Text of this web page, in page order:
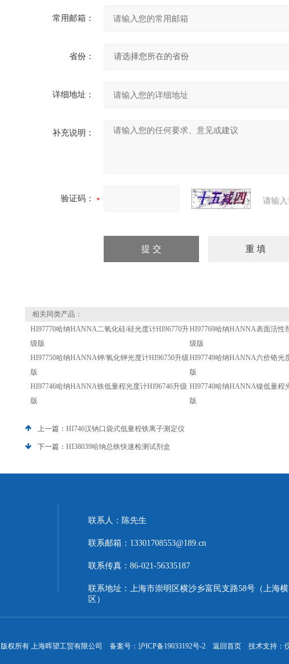
常用邮箱：
省份：
详细地址：
补充说明：
验证码： 请输
相关同类产品：
HI97770哈纳HANNA二氧化硅/硅光度计HI96770升
级版
HI97769哈纳HANNA表面活性
级版
HI97750哈纳HANNA钾/氧化钾光度计HI96750升级
版
HI97749哈纳HANNA六价铬光
版
HI97746哈纳HANNA铁低量程光度计HI96746升级
版
HI97740哈纳HANNA镍低量程
版
上一篇： HI746汉钠口袋式低量程铁离子测定仪
下一篇： HI38039哈纳总铁快速检测试剂盒
联系人：陈先生
联系邮箱：13301708553@189.cn
联系传真：86-021-56335187
联系地址：上海市崇明区横沙乡富民支路58号（上海
区）
版权所有 上海晖望工贸有限公司 备案号： 沪ICP备19033192号-2 返回首页 技术支持：